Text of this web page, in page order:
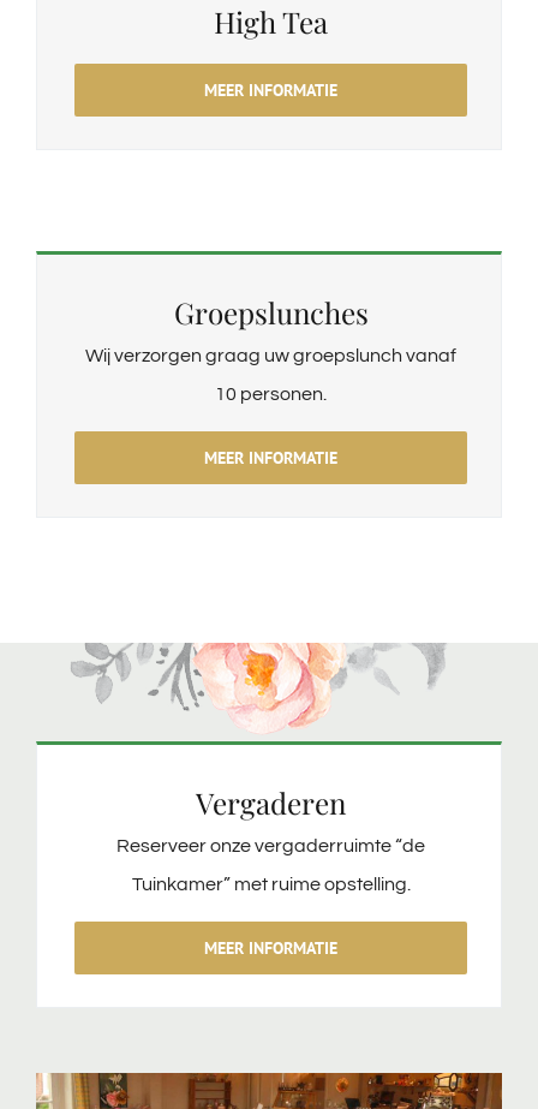
High Tea
MEER INFORMATIE
Groepslunches
Wij verzorgen graag uw groepslunch vanaf
10 personen.
MEER INFORMATIE
Vergaderen
Reserveer onze vergaderruimte “de
Tuinkamer” met ruime opstelling.
MEER INFORMATIE